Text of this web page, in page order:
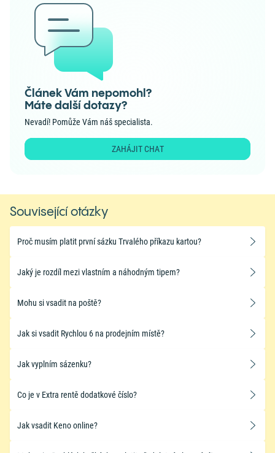
Článek Vám nepomohl?
Máte další dotazy?
Nevadí! Pomůže Vám náš specialista.
ZAHÁJIT CHAT
Související otázky
Proč musím platit první sázku Trvalého příkazu kartou?
Jaký je rozdíl mezi vlastním a náhodným tipem?
Mohu si vsadit na poště?
Jak si vsadit Rychlou 6 na prodejním místě?
Jak vyplním sázenku?
Co je v Extra rentě dodatkové číslo?
Jak vsadit Keno online?